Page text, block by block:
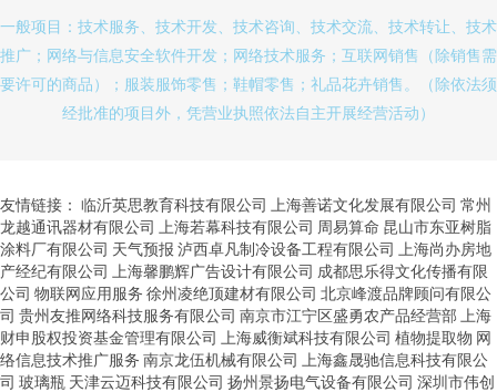
一般项目：技术服务、技术开发、技术咨询、技术交流、技术转让、技术
推广；网络与信息安全软件开发；网络技术服务；互联网销售（除销售需
要许可的商品）；服装服饰零售；鞋帽零售；礼品花卉销售。（除依法须
经批准的项目外，凭营业执照依法自主开展经营活动）
友情链接： 临沂英思教育科技有限公司 上海善诺文化发展有限公司 常州
龙越通讯器材有限公司
上海若幕科技有限公司 周易算命 昆山市东亚树脂
涂料厂有限公司 天气预报 泸西卓凡制冷设备工程有限公司
上海尚办房地
产经纪有限公司
上海馨鹏辉广告设计有限公司 成都思乐得文化传播有限
公司 物联网应用服务 徐州凌绝顶建材有限公司 北京峰渡品牌顾问有限公
司 贵州友推网络科技服务有限公司 南京市江宁区盛勇农产品经营部 上海
财申股权投资基金管理有限公司
上海威衡斌科技有限公司 植物提取物 网
络信息技术推广服务 南京龙伍机械有限公司
上海鑫晟驰信息科技有限公
司 玻璃瓶 天津云迈科技有限公司 扬州景扬电气设备有限公司 深圳市伟创